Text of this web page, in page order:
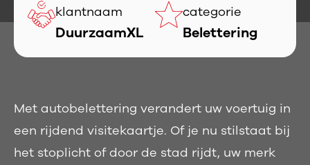
klantnaam
DuurzaamXL
categorie
Belettering
Met autobelettering verandert uw voertuig in
een rijdend visitekaartje. Of je nu stilstaat bij
het stoplicht of door de stad rijdt, uw merk